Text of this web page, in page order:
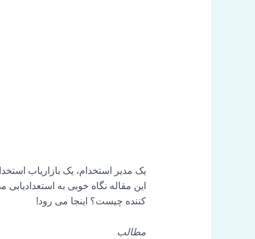
یک مدیر استخدام، یک بازاریاب
این مقاله نگاه خوبی به
کننده چیست؟ اینجا می رود!
مطالب